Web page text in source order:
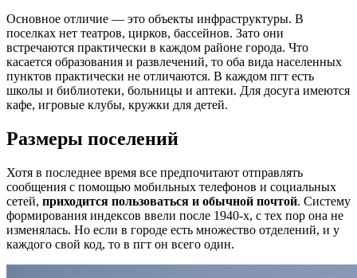
Основное отличие — это объекты инфраструктуры. В
поселках нет театров, цирков, бассейнов. Зато они
встречаются практически в каждом районе города. Что
касается образования и развлечений, то оба вида населенных
пунктов практически не отличаются. В каждом пгт есть
школы и библиотеки, больницы и аптеки. Для досуга имеются
кафе, игровые клубы, кружки для детей.
Размеры поселений
Хотя в последнее время все предпочитают отправлять
сообщения с помощью мобильных телефонов и социальных
сетей, приходится пользоваться и обычной почтой. Систему
формирования индексов ввели после 1940-х, с тех пор она не
изменялась. Но если в городе есть множество отделений, и у
каждого свой код, то в пгт он всего один.